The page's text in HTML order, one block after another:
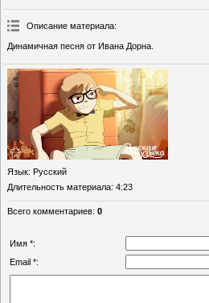
Описание материала:
Динамичная песня от Ивана Дорна.
Язык: Русский
Длительность материала: 4:23
Всего комментариев: 0
Имя *:
Email *: